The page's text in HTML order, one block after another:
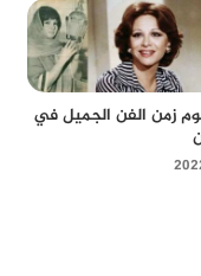
زمن الفن الجميل في